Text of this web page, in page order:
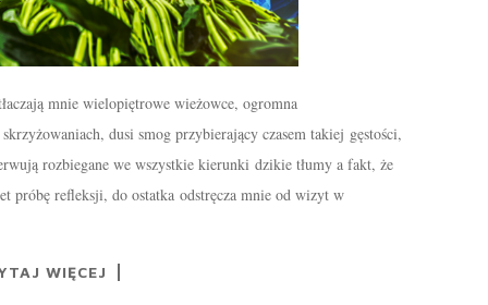
mnie wielopiętrowe wieżowce, ogromna
dusi smog przybierający czasem takiej gęstości,
rozbiegane we wszystkie kierunki dzikie tłumy a fakt, że
próbę refleksji, do ostatka odstręcza mnie od wizyt w
WIĘCEJ